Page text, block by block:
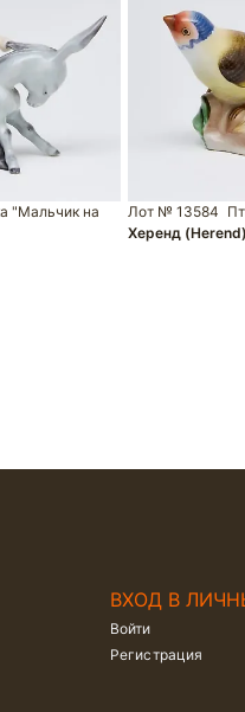
"Мальчик на
Лот № 13584
Херенд (Herend)
ВХОД В
Войти
Регистрация